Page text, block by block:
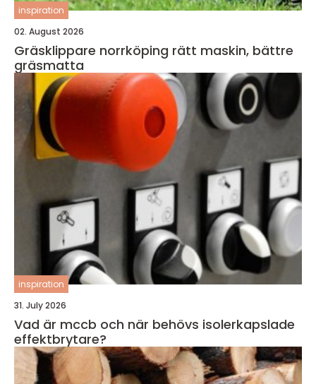
inspiration
02. August 2026
Gräsklippare norrköping rätt maskin, bättre
gräsmatta
inspiration
31. July 2026
Vad är mccb och när behövs isolerkapslade
effektbrytare?